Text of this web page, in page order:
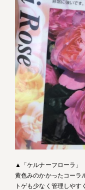
▲「ケルナーフローラ」
黄色みのかかったコーラ
トゲも少なく管理しや